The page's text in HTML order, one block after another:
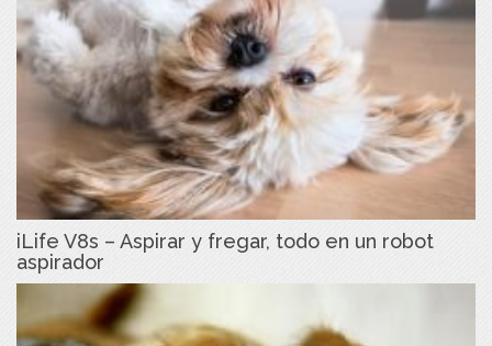
iLife V8s – Aspirar y fregar, todo en un robot
aspirador